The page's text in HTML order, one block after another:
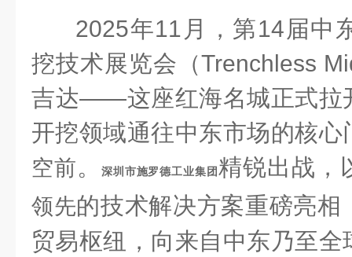
2025年11月，第14届中
挖技术展览会（Trenchless
吉达——这座红海名城正式拉
开挖领域通往中东市场的核
空前。 深圳市施罗德工业集团精锐出战，
领先的技术解决方案重磅亮相
贸易枢纽，向来自中东乃至